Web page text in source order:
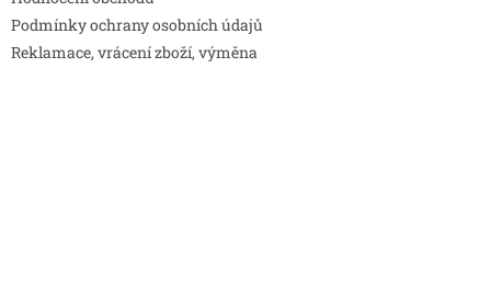
Podmínky ochrany osobních údajů
Reklamace, vrácení zboží, výměna